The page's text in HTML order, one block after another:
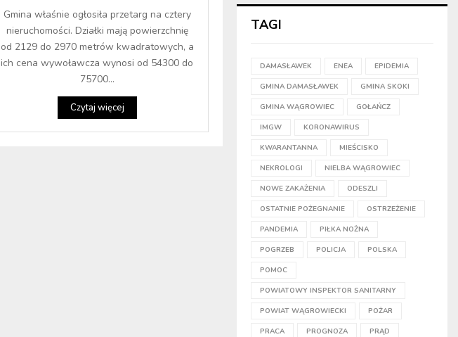
Gmina właśnie ogłosiła przetarg na cztery
nieruchomości. Działki mają powierzchnię
od 2129 do 2970 metrów kwadratowych, a
ich cena wywoławcza wynosi od 54300 do
75700...
Czytaj więcej
TAGI
DAMASŁAWEK ENEA EPIDEMIA
GMINA DAMASŁAWEK GMINA SKOKI
GMINA WĄGROWIEC GOŁAŃCZ
IMGW KORONAWIRUS
KWARANTANNA MIEŚCISKO
NEKROLOGI NIELBA WĄGROWIEC
NOWE ZAKAŻENIA ODESZLI
OSTATNIE POŻEGNANIE OSTRZEŻENIE
PANDEMIA PIŁKA NOŻNA
POGRZEB POLICJA POLSKA
POMOC
POWIATOWY INSPEKTOR SANITARNY
POWIAT WĄGROWIECKI POŻAR
PRACA PROGNOZA PRĄD